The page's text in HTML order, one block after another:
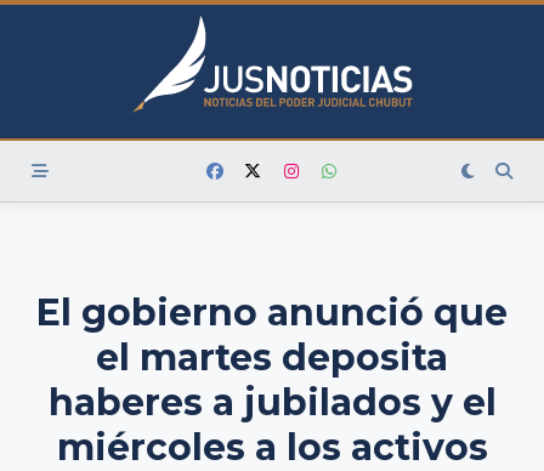
Skip
El gobierno anunció que
el martes deposita
haberes a jubilados y el
miércoles a los activos